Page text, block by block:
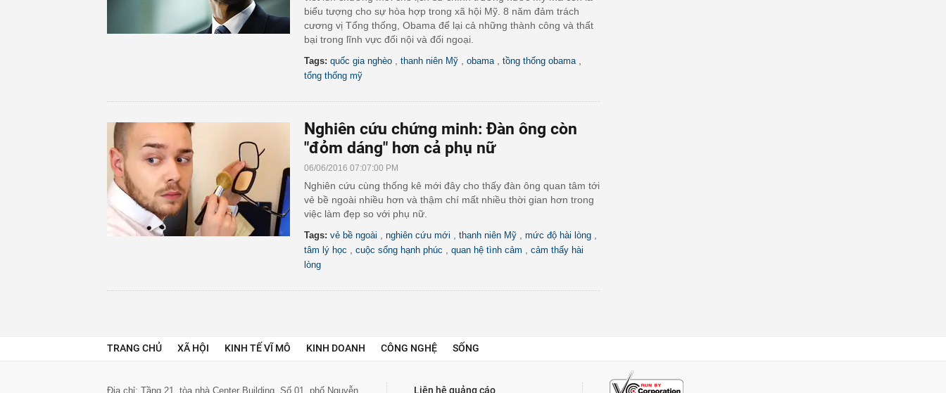
biểu tượng cho sự hòa hợp trong xã hội Mỹ. 8 năm đảm trách
cương vị Tổng thống, Obama để lại cả những thành công và thất
bại trong lĩnh vực đối nội và đối ngoại.
Tags: quốc gia nghèo thanh niên Mỹ obama tồng thống obama
tổng thống mỹ
Nghiên cứu chứng minh: Đàn ông còn
"đỏm dáng" hơn cả phụ nữ
06/06/2016 07:07:00 PM
Nghiên cứu cùng thống kê mới đây cho thấy đàn ông quan tâm tới
vẻ bề ngoài nhiều hơn và thậm chí mất nhiều thời gian hơn trong
việc làm đẹp so với phụ nữ.
Tags: vẻ bề ngoài nghiên cứu mới thanh niên Mỹ mức độ hài lòng
tâm lý học cuộc sống hạnh phúc quan hệ tình cảm
cảm thấy hài
lòng
TRANG CHỦ XÃ HỘI KINH TẾ VĨ MÔ KINH DOANH CÔNG NGHỆ SỐNG
Địa chỉ: Tầng 21, tòa nhà Center Building. Số 01, phố Nguyễn Liên hệ quảng cáo